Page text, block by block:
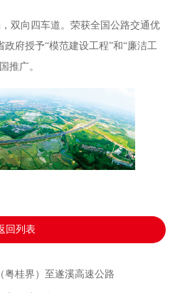
双向四车道。荣获全国公路交通优
府授予“模范建设工程”和“廉洁工
推广。
回列表
粤桂界）至遂溪高速公路